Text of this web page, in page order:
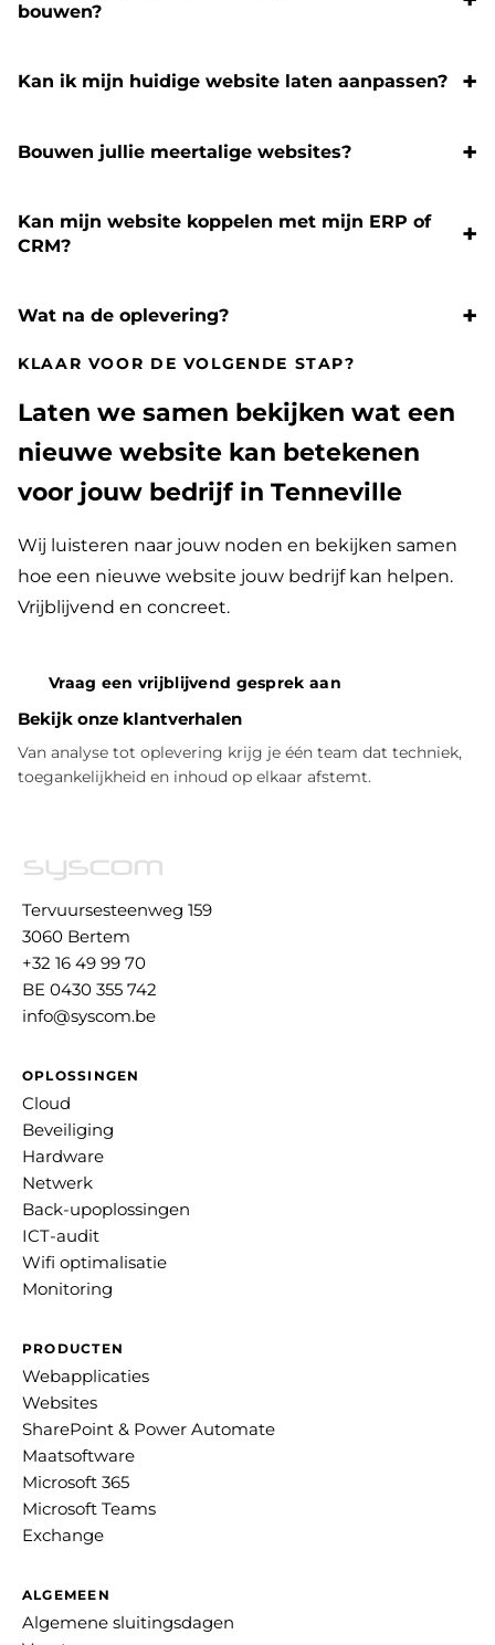
bouwen?
Kan ik mijn huidige website laten aanpassen?
Bouwen jullie meertalige websites?
Kan mijn website koppelen met mijn ERP of
CRM?
Wat na de oplevering?
KLAAR VOOR DE VOLGENDE STAP?
Laten we samen bekijken wat een
nieuwe website kan betekenen
voor jouw bedrijf in Tenneville
Wij luisteren naar jouw noden en bekijken samen
hoe een nieuwe website jouw bedrijf kan helpen.
Vrijblijvend en concreet.
Vraag een vrijblijvend gesprek aan
Bekijk onze klantverhalen
Van analyse tot oplevering krijg je één team dat techniek,
toegankelijkheid en inhoud op elkaar afstemt.
Tervuursesteenweg 159
3060 Bertem
+32 16 49 99 70
BE 0430 355 742
info@syscom.be
OPLOSSINGEN
Cloud
Beveiliging
Hardware
Netwerk
Back-upoplossingen
ICT-audit
Wifi optimalisatie
Monitoring
PRODUCTEN
Webapplicaties
Websites
SharePoint & Power Automate
Maatsoftware
Microsoft 365
Microsoft Teams
Exchange
ALGEMEEN
Algemene sluitingsdagen